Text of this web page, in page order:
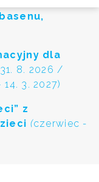
dla
8. 2026 /
14. 3. 2027)
z
(czerwiec -